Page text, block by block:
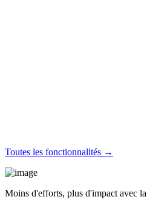
Toutes les fonctionnalités →
Moins d'efforts, plus d'impact avec